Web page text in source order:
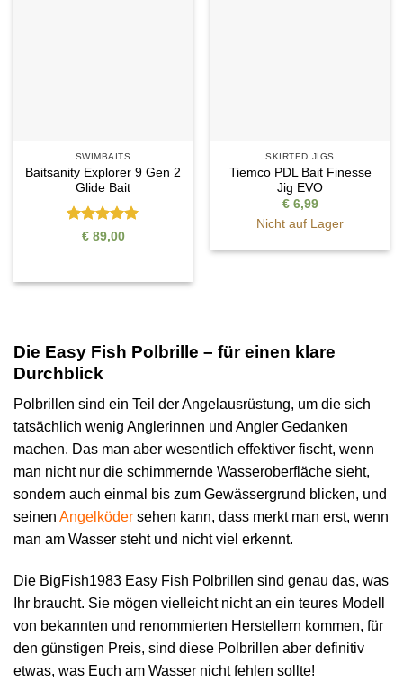
SWIMBAITS
Baitsanity Explorer 9 Gen 2
Glide Bait
Bewertet
€89,00
SKIRTED JIGS
Tiemco PDL Bait Finesse
Jig EVO
€6,99
Nicht auf Lager
Die Easy Fish Polbrille – für einen klare
Durchblick
Polbrillen sind ein Teil der Angelausrüstung, um die sich
tatsächlich wenig Anglerinnen und Angler Gedanken
machen. Das man aber wesentlich effektiver fischt, wenn
man nicht nur die schimmernde Wasseroberfläche sieht,
sondern auch einmal bis zum Gewässergrund blicken, und
seinen Angelköder sehen kann, dass merkt man erst, wenn
man am Wasser steht und nicht viel erkennt.
Die BigFish1983 Easy Fish Polbrillen sind genau das, was
Ihr braucht. Sie mögen vielleicht nicht an ein teures Modell
von bekannten und renommierten Herstellern kommen, für
den günstigen Preis, sind diese Polbrillen aber definitiv
etwas, was Euch am Wasser nicht fehlen sollte!